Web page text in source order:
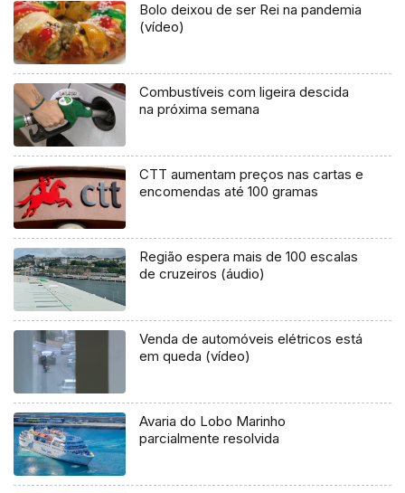
Bolo deixou de ser Rei na pandemia
(vídeo)
Combustíveis com ligeira descida
na próxima semana
CTT aumentam preços nas cartas e
encomendas até 100 gramas
Região espera mais de 100 escalas
de cruzeiros (áudio)
Venda de automóveis elétricos está
em queda (vídeo)
Avaria do Lobo Marinho
parcialmente resolvida